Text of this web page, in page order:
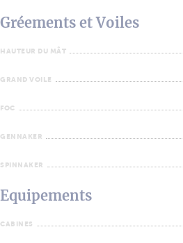
Gréements et Voiles
HAUTEUR DU MÂT
GRAND VOILE
FOC
GENNAKER
SPINNAKER
Equipements
CABINES